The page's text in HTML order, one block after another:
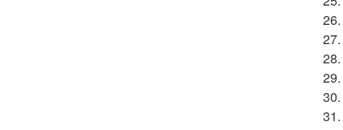
26.
27.
28.
29.
30.
31.